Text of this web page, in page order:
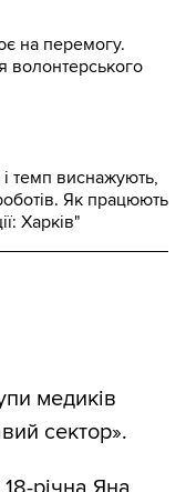
на перемогу.
волонтерського
темп виснажують,
Як працюють
Харків"
медиків
сектор».